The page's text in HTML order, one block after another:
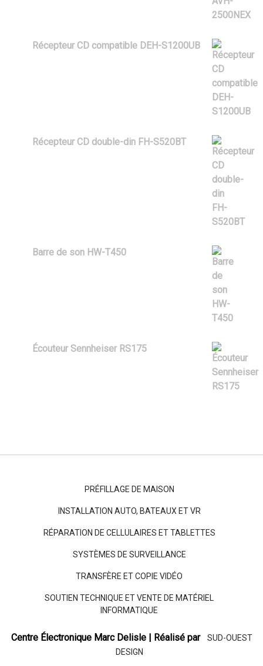
Récepteur CD compatible DEH-S1200UB
Récepteur CD double-din FH-S520BT
Barre de son HW-T450
Écouteur Sennheiser RS175
PRÉFILLAGE DE MAISON
INSTALLATION AUTO, BATEAUX ET VR
RÉPARATION DE CELLULAIRES ET TABLETTES
SYSTÈMES DE SURVEILLANCE
TRANSFÈRE ET COPIE VIDÉO
SOUTIEN TECHNIQUE ET VENTE DE MATÉRIEL
INFORMATIQUE
Centre Électronique Marc Delisle | Réalisé par
SUD-OUEST
DESIGN